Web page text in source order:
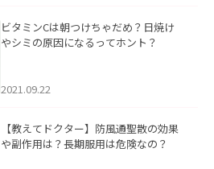
ビタミンCは朝つけちゃだめ？日焼け
やシミの原因になるってホント？
2021.09.22
【教えてドクター】防風通聖散の効果
や副作用は？長期服用は危険なの？